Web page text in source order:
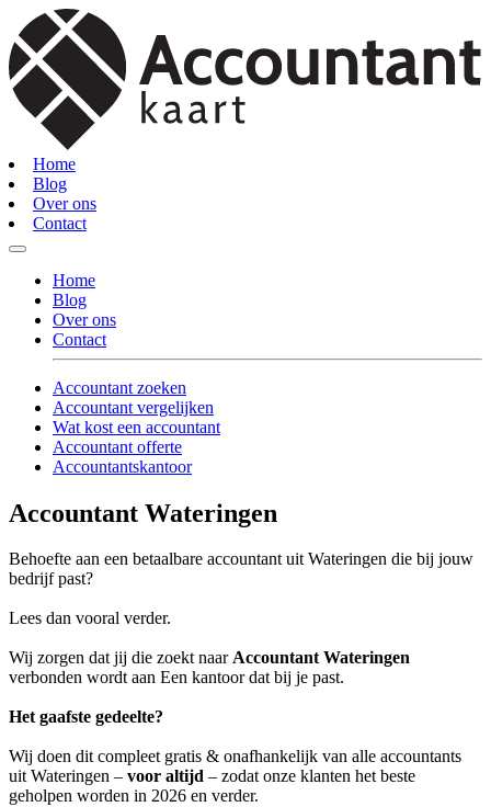
Home
Blog
Over ons
Contact
Home
Blog
Over ons
Contact
Accountant zoeken
Accountant vergelijken
Wat kost een accountant
Accountant offerte
Accountantskantoor
Accountant Wateringen
Behoefte aan een betaalbare accountant uit Wateringen die bij jouw
bedrijf past?
Lees dan vooral verder.
Wij zorgen dat jij die zoekt naarAccountant Wateringen
verbonden wordt aan Een kantoor dat bij je past.
Het gaafste gedeelte?
Wij doen dit compleet gratis & onafhankelijk van alle accountants
uit Wateringen – voor altijd – zodat onze klanten het beste
geholpen worden in 2026 en verder.